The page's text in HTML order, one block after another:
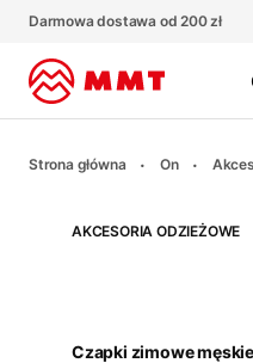
Darmowa dostawa od 200 zł
Strona główna On
AKCESORIA ODZIEŻOWE
Czapki zimowe